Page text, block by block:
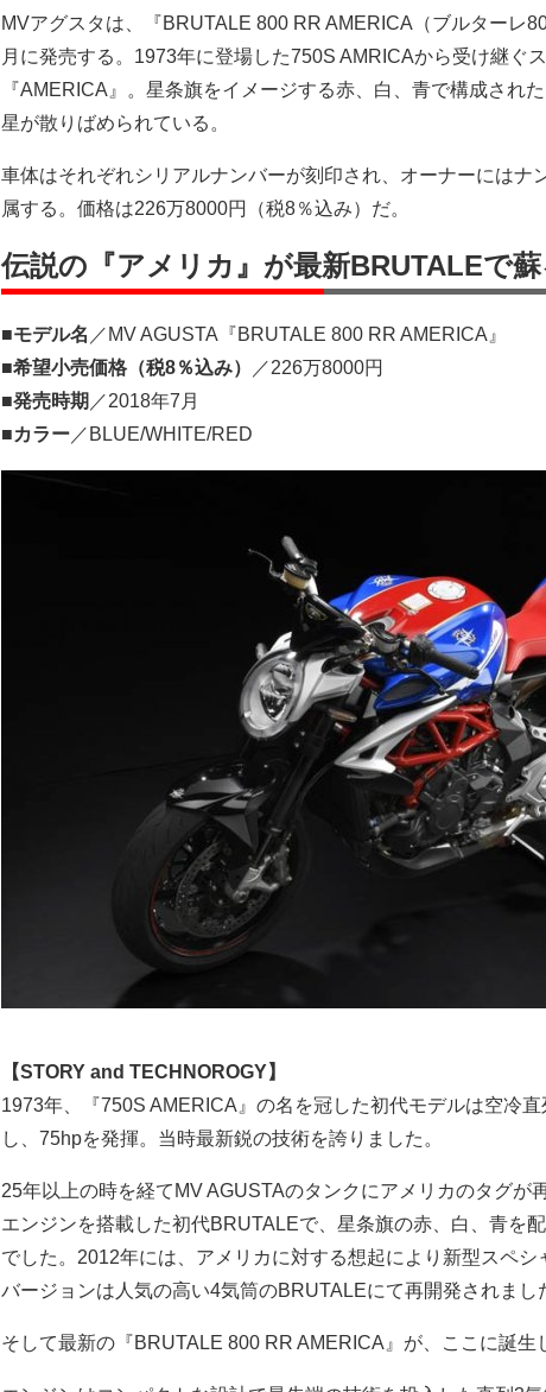
MVアグスタは、『BRUTALE 800 RR AMERICA（ブルターレ
月に発売する。1973年に登場した750S AMRICAから受け継ぐ
『AMERICA』。星条旗をイメージする赤、白、青で構成され
星が散りばめられている。
車体はそれぞれシリアルナンバーが刻印され、オーナーにはナ
属する。価格は226万8000円（税8％込み）だ。
伝説の『アメリカ』が最新BRUTALEで蘇
■モデル名 ／MV AGUSTA『BRUTALE 800 RR AMERICA』
■希望小売価格（税8％込み）
／226万8000円
■発売時期 ／2018年7月
■カラー ／BLUE/WHITE/RED
【STORY and TECHNOROGY】
1973年、『750S AMERICA』の名を冠した初代モデルは空冷
し、75hpを発揮。当時最新鋭の技術を誇りました。
25年以上の時を経てMV AGUSTAのタンクにアメリカのタグが
エンジンを搭載した初代BRUTALEで、星条旗の赤、白、青を
でした。2012年には、アメリカに対する想起により新型スペ
バージョンは人気の高い4気筒のBRUTALEにて再開発されまし
そして最新の『BRUTALE 800 RR AMERICA』が、ここに誕生